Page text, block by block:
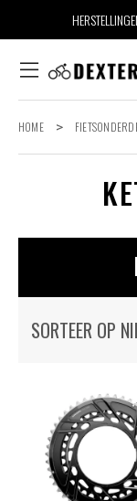
HOME >
STROMER
OP VOORRAAD
OP VOORRAAD
ALLE PRODUCTEN